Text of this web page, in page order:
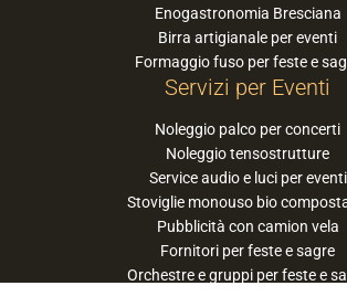
Enogastronomia Bresciana
Birra artigianale per eventi
Formaggio fuso per feste e
Servizi per Eventi
Noleggio palco per concerti
Noleggio tensostrutture
Service audio e luci per eventi
Stoviglie monouso bio
Pubblicità con camion vela
Fornitori per feste e sagre
Orchestre e gruppi per feste e